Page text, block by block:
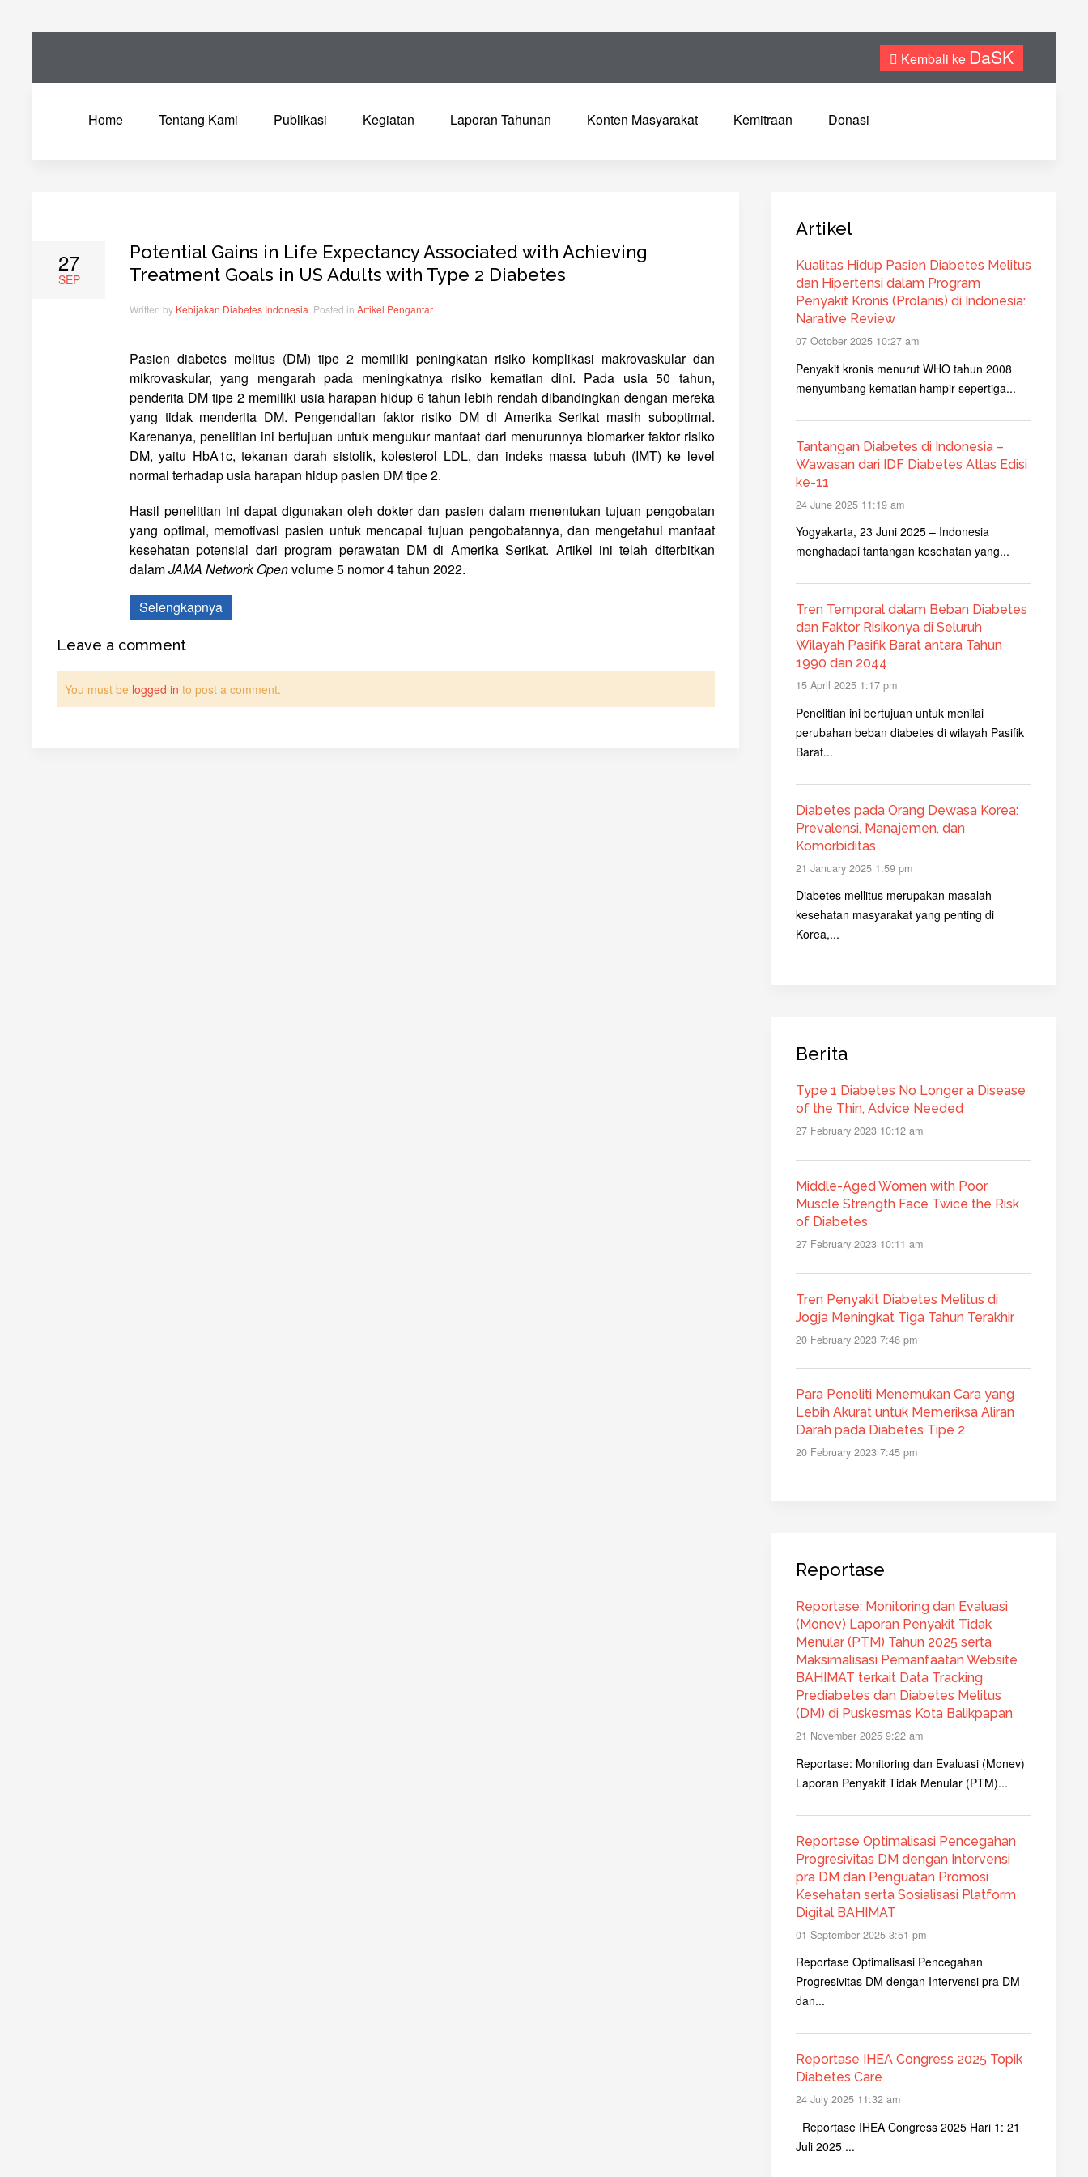
Kembali ke DaSK
Home Tentang Kami Publikasi Kegiatan Laporan Tahunan Konten Masyarakat Kemitraan Donasi
27
SEP
Potential Gains in Life Expectancy Associated with Achieving
Treatment Goals in US Adults with Type 2 Diabetes
Written by Kebijakan Diabetes Indonesia . Posted in Artikel Pengantar
Pasien diabetes melitus (DM) tipe 2 memiliki peningkatan risiko komplikasi makrovaskular dan
mikrovaskular, yang mengarah pada meningkatnya risiko kematian dini. Pada usia 50 tahun,
penderita DM tipe 2 memiliki usia harapan hidup 6 tahun lebih rendah dibandingkan dengan mereka
yang tidak menderita DM. Pengendalian faktor risiko DM di Amerika Serikat masih suboptimal.
Karenanya, penelitian ini bertujuan untuk mengukur manfaat dari menurunnya biomarker faktor risiko
DM, yaitu HbA1c, tekanan darah sistolik, kolesterol LDL, dan indeks massa tubuh (IMT) ke level
normal terhadap usia harapan hidup pasien DM tipe 2.
Hasil penelitian ini dapat digunakan oleh dokter dan pasien dalam menentukan tujuan pengobatan
yang optimal, memotivasi pasien untuk mencapai tujuan pengobatannya, dan mengetahui manfaat
kesehatan potensial dari program perawatan DM di Amerika Serikat. Artikel ini telah diterbitkan
dalamJAMA Network Openvolume 5 nomor 4 tahun 2022.
Selengkapnya
Leave a comment
You must be logged in to post a comment.
Artikel
Kualitas Hidup Pasien Diabetes Melitus
dan Hipertensi dalam Program
Penyakit Kronis (Prolanis) di Indonesia:
Narative Review
07 October 2025 10:27 am
Penyakit kronis menurut WHO tahun 2008
menyumbang kematian hampir sepertiga...
Tantangan Diabetes di Indonesia –
Wawasan dari IDF Diabetes Atlas Edisi
ke-11
24 June 2025 11:19 am
Yogyakarta, 23 Juni 2025 – Indonesia
menghadapi tantangan kesehatan yang...
Tren Temporal dalam Beban Diabetes
dan Faktor Risikonya di Seluruh
Wilayah Pasifik Barat antara Tahun
1990 dan 2044
15 April 2025 1:17 pm
Penelitian ini bertujuan untuk menilai
perubahan beban diabetes di wilayah Pasifik
Barat...
Diabetes pada Orang Dewasa Korea:
Prevalensi, Manajemen, dan
Komorbiditas
21 January 2025 1:59 pm
Diabetes mellitus merupakan masalah
kesehatan masyarakat yang penting di
Korea,...
Berita
Type 1 Diabetes No Longer a Disease
of the Thin, Advice Needed
27 February 2023 10:12 am
Middle-Aged Women with Poor
Muscle Strength Face Twice the Risk
of Diabetes
27 February 2023 10:11 am
Tren Penyakit Diabetes Melitus di
Jogja Meningkat Tiga Tahun Terakhir
20 February 2023 7:46 pm
Para Peneliti Menemukan Cara yang
Lebih Akurat untuk Memeriksa Aliran
Darah pada Diabetes Tipe 2
20 February 2023 7:45 pm
Reportase
Reportase: Monitoring dan Evaluasi
(Monev) Laporan Penyakit Tidak
Menular (PTM) Tahun 2025 serta
Maksimalisasi Pemanfaatan Website
BAHIMAT terkait Data Tracking
Prediabetes dan Diabetes Melitus
(DM) di Puskesmas Kota Balikpapan
21 November 2025 9:22 am
Reportase: Monitoring dan Evaluasi (Monev)
Laporan Penyakit Tidak Menular (PTM)...
Reportase Optimalisasi Pencegahan
Progresivitas DM dengan Intervensi
pra DM dan Penguatan Promosi
Kesehatan serta Sosialisasi Platform
Digital BAHIMAT
01 September 2025 3:51 pm
Reportase Optimalisasi Pencegahan
Progresivitas DM dengan Intervensi pra DM
dan...
Reportase IHEA Congress 2025 Topik
Diabetes Care
24 July 2025 11:32 am
Reportase IHEA Congress 2025 Hari 1: 21
Juli 2025 ...